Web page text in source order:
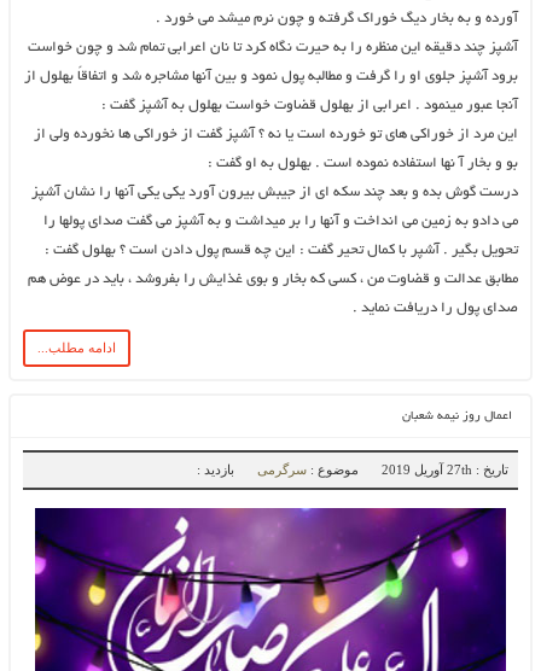
آورده و به بخار دیگ خوراک گرفته و چون نرم میشد می خورد .
آشپز چند دقیقه این منظره را به حیرت نگاه کرد تا نان اعرابی تمام شد و چون خواست
برود آشپز جلوی او را گرفت و مطالبه پول نمود و بین آنها مشاجره شد و اتفاقاً بهلول از
آنجا عبور مینمود . اعرابی از بهلول قضاوت خواست بهلول به آشپز گفت :
این مرد از خوراکی های تو خورده است یا نه ؟ آشپز گفت از خوراکی ها نخورده ولی از
بو و بخار آ نها استفاده نموده است . بهلول به او گفت :
درست گوش بده و بعد چند سکه ای از جیبش بیرون آورد یکی یکی آنها را نشان آشپز
می دادو به زمین می انداخت و آنها را بر میداشت و به آشپز می گفت صدای پولها را
تحویل بگیر . آشپر با کمال تحیر گفت : این چه قسم پول دادن است ؟ بهلول گفت :
مطابق عدالت و قضاوت من ، کسی که بخار و بوی غذایش را بفروشد ، باید در عوض هم
صدای پول را دریافت نماید .
ادامه مطلب...
اعمال روز نیمه شعبان
تاریخ : 27th آوریل 2019 موضوع : سرگرمی بازدید :